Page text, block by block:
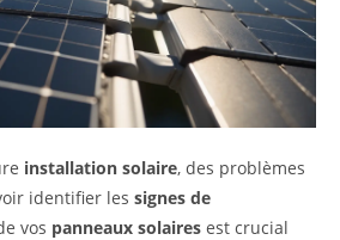
installation solaire, des problèmes
identifier les signes de
vos panneaux solaires est crucial